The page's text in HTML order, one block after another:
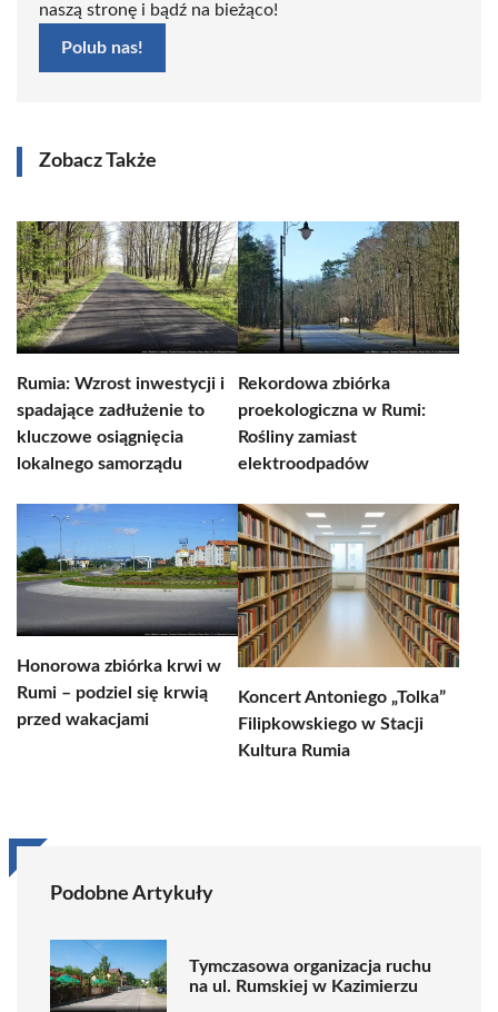
naszą stronę i bądź na bieżąco!
Polub nas!
Zobacz Także
Rumia: Wzrost inwestycji i
spadające zadłużenie to
kluczowe osiągnięcia
lokalnego samorządu
Rekordowa zbiórka
proekologiczna w Rumi:
Rośliny zamiast
elektroodpadów
Honorowa zbiórka krwi w
Rumi – podziel się krwią
przed wakacjami
Koncert Antoniego „Tolka”
Filipkowskiego w Stacji
Kultura Rumia
Podobne Artykuły
Tymczasowa organizacja ruchu
na ul. Rumskiej w Kazimierzu